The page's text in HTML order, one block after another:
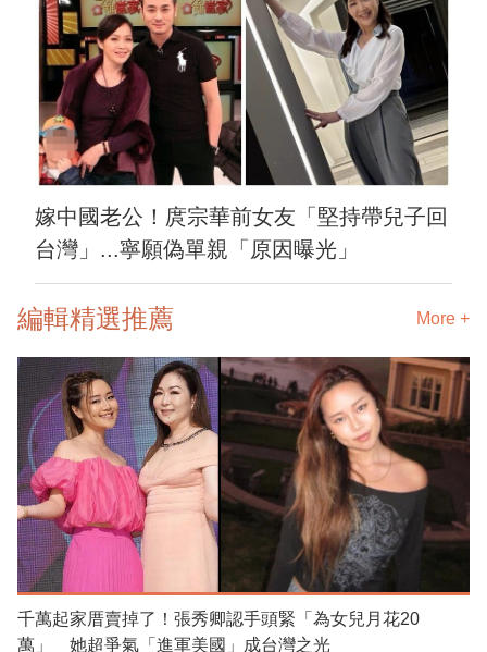
嫁中國老公！庹宗華前女友「堅持帶兒子回
台灣」...寧願偽單親「原因曝光」
編輯精選推薦 More +
千萬起家厝賣掉了！張秀卿認手頭緊「為女兒月花20
萬」 她超爭氣「進軍美國」成台灣之光